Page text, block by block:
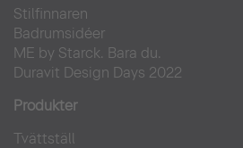
Stilfinnaren
Badrumsidéer
ME by Starck. Bara du.
Duravit Design Days 2022
Produkter
Tvättställ